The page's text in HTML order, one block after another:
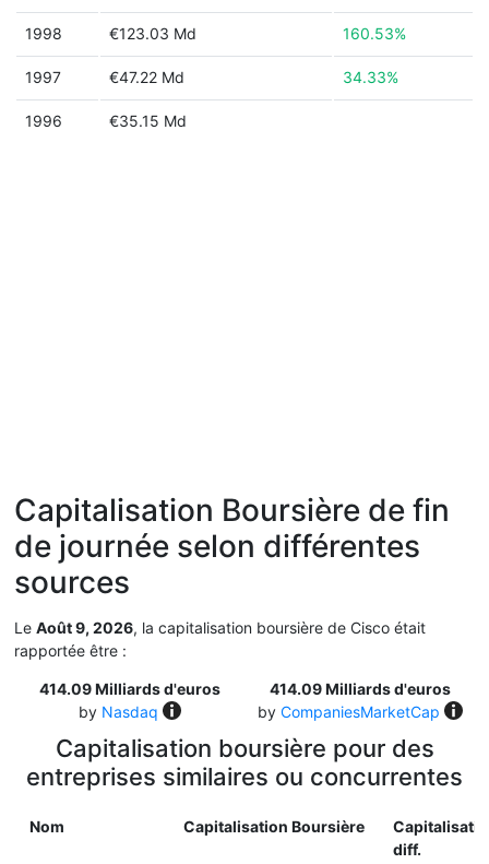
1998 €123.03 Md 160.53%
1997 €47.22 Md 34.33%
1996 €35.15 Md
Capitalisation Boursière de fin
de journée selon différentes
sources
Le Août 9, 2026, la capitalisation boursière de Cisco était
rapportée être :
414.09 Milliards d'euros
by Nasdaq
414.09 Milliards d'euros
by CompaniesMarketCap
Capitalisation boursière pour des
entreprises similaires ou concurrentes
Nom Capitalisation Boursière
diff.